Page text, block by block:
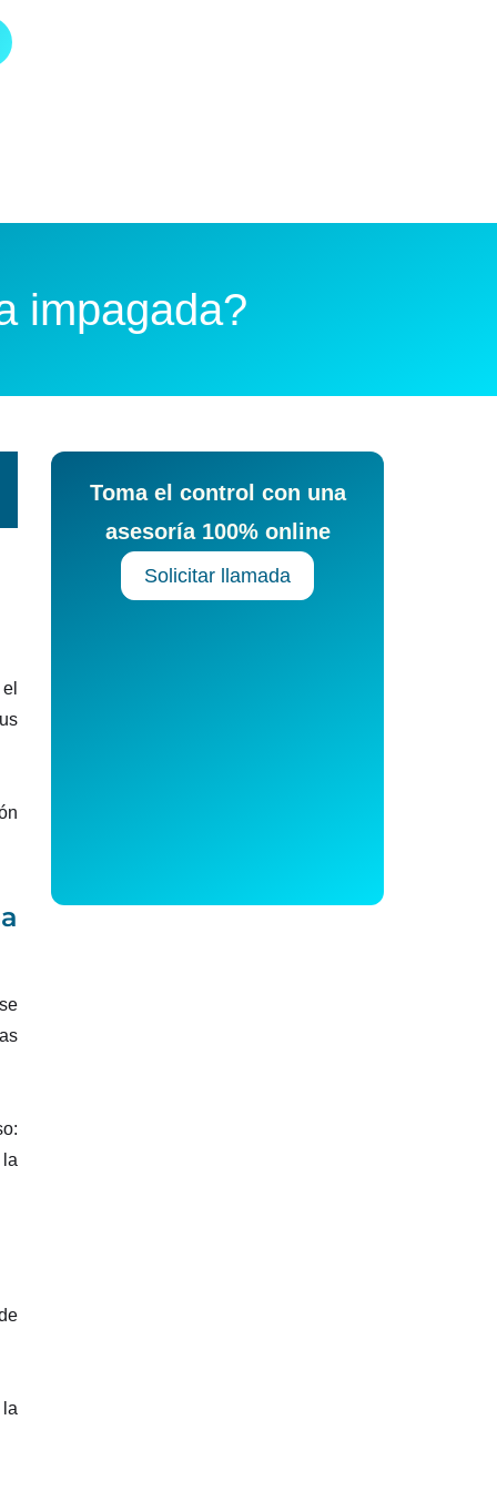
impagada?
Toma el control con una
asesoría 100% online
Solicitar llamada